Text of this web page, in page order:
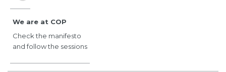
We are at COP
Check the manifesto
and follow the sessions